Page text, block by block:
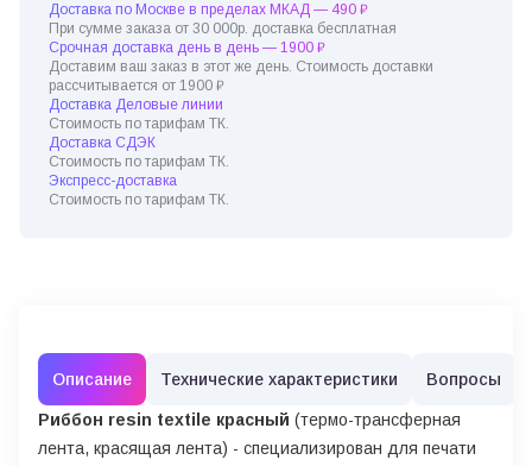
Доставка по Москве в пределах МКАД — 490 ₽
При сумме заказа от 30 000р. доставка бесплатная
Срочная доставка день в день — 1900 ₽
Доставим ваш заказ в этот же день. Стоимость доставки
рассчитывается от 1900 ₽
Доставка Деловые линии
Стоимость по тарифам ТК.
Доставка СДЭК
Стоимость по тарифам ТК.
Экспресс-доставка
Стоимость по тарифам ТК.
Описание Технические характеристики Вопросы
Риббон resin textile красный (термо-трансферная
лента, красящая лента) - специализирован для печати